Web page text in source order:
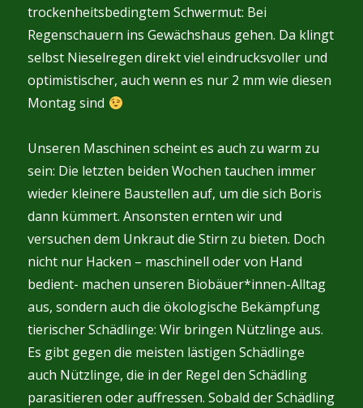
trockenheitsbedingtem Schwermut: Bei
Regenschauern ins Gewächshaus gehen. Da klingt
selbst Nieselregen direkt viel eindrucksvoller und
optimistischer, auch wenn es nur 2 mm wie diesen
Montag sind
Unseren Maschinen scheint es auch zu warm zu
sein: Die letzten beiden Wochen tauchen immer
wieder kleinere Baustellen auf, um die sich Boris
dann kümmert. Ansonsten ernten wir und
versuchen dem Unkraut die Stirn zu bieten. Doch
nicht nur Hacken – maschinell oder von Hand
bedient- machen unseren Biobäuer*innen-Alltag
aus, sondern auch die ökologische Bekämpfung
tierischer Schädlinge: Wir bringen Nützlinge aus.
Es gibt gegen die meisten lästigen Schädlinge
auch Nützlinge, die in der Regel den Schädling
parasitieren oder auffressen. Sobald der Schädling